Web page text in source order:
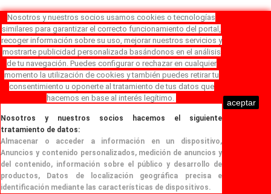
PRODUCTOS
NUESTRA EMPRESA
SU CUENTA 
INFORMACIÓN DE LA TIENDA
Nosotros y nuestros socios usamos cookies o tecnologías
similares para garantizar el correcto funcionamiento del portal,
recoger información sobre su uso, mejorar nuestros servicios y
mostrarte publicidad personalizada basándonos en el análisis
de tu navegación. Puedes configurar o rechazar en cualquier
momento la utilización de cookies y también puedes retirar tu
consentimiento u oponerte al tratamiento de tus datos que
hacemos en base al interés legítimo.
Nosotros y nuestros socios hacemos el siguiente
tratamiento de datos:
Almacenar o acceder a información en un dispositivo,
Anuncios y contenido personalizados, medición de anuncios y
del contenido, información sobre el público y desarrollo de
productos, Datos de localización geográfica precisa e
identificación mediante las características de dispositivos.
aceptar
© 2026 - Software Ecommerce desarrollado por
PrestaShop™